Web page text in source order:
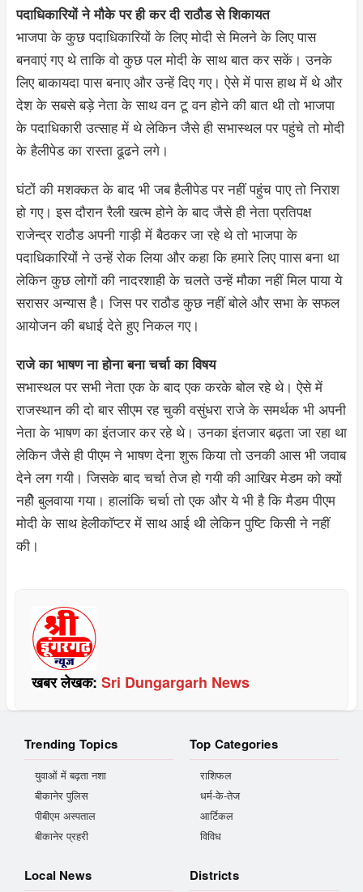
पदाधिकारियों ने मौके पर ही कर दी राठौड से शिकायत
भाजपा के कुछ पदाधिकारियों के लिए मोदी से मिलने के लिए पास
बनवाएं गए थे ताकि वो कुछ पल मोदी के साथ बात कर सकें। उनके
लिए बाकायदा पास बनाए और उन्हें दिए गए। ऐसे में पास हाथ में थे और
देश के सबसे बड़े नेता के साथ वन टू वन होने की बात थी तो भाजपा
के पदाधिकारी उत्साह में थे लेकिन जैसे ही सभास्थल पर पहुंचे तो मोदी
के हैलीपेड का रास्ता ढूढने लगे।
घंटों की मशक्कत के बाद भी जब हैलीपेड पर नहीं पहुंच पाए तो निराश
हो गए। इस दौरान रैली खत्म होने के बाद जैसे ही नेता प्रतिपक्ष
राजेन्द्र राठौड अपनी गाड़ी में बैठकर जा रहे थे तो भाजपा के
पदाधिकारियों ने उन्हें रोक लिया और कहा कि हमारे लिए पाास बना था
लेकिन कुछ लोगों की नादरशाही के चलते उन्हें मौका नहीं मिल पाया ये
सरासर अन्यास है। जिस पर राठौड कुछ नहीं बोले और सभा के सफल
आयोजन की बधाई देते हुए निकल गए।
राजे का भाषण ना होना बना चर्चा का विषय
सभास्थल पर सभी नेता एक के बाद एक करके बोल रहे थे। ऐसे में
राजस्थान की दो बार सीएम रह चुकी वसुंधरा राजे के समर्थक भी अपनी
नेता के भाषण का इंतजार कर रहे थे। उनका इंतजार बढ़ता जा रहा था
लेकिन जैसे ही पीएम ने भाषण देना शुरू किया तो उनकी आस भी जवाब
देने लग गयी। जिसके बाद चर्चा तेज हो गयी की आखिर मेडम को क्यों
नहीे बुलवाया गया। हालांकि चर्चा तो एक और ये भी है कि मैडम पीएम
मोदी के साथ हेलीकॉप्टर में साथ आई थी लेकिन पुष्टि किसी ने नहीं
की।
खबर लेखक: Sri Dungargarh News
Trending Topics
युवाओं में बढ़ता नशा
बीकानेर पुलिस
पीबीएम अस्पताल
बीकानेर प्रहरी
Top Categories
राशिफल
धर्म-के-तेज
आर्टिकल
विविध
Local News Districts